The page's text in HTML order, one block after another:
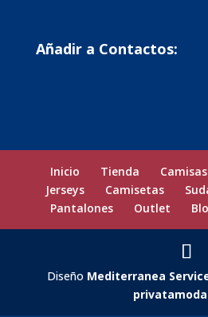
Añadir a Contactos:
Inicio Tienda Camisas
Jerseys
Camisetas
Pantalones
Outlet
Diseño Mediterranea